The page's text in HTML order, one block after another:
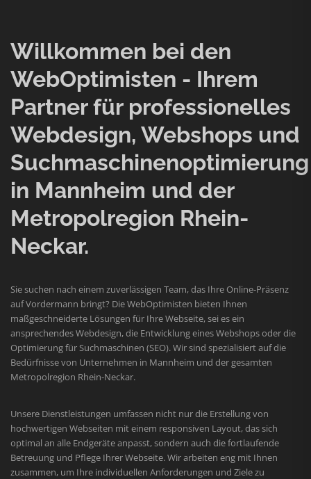
Willkommen bei den
WebOptimisten - Ihrem
Partner für professionelles
Webdesign, Webshops und
Suchmaschinenoptimierung
in Mannheim und der
Metropolregion Rhein-
Neckar.
Sie suchen nach einem zuverlässigen Team, das Ihre Online-Präsenz
auf Vordermann bringt? Die WebOptimisten bieten Ihnen
maßgeschneiderte Lösungen für Ihre Webseite, sei es ein
ansprechendes Webdesign, die Entwicklung eines Webshops oder die
Optimierung für Suchmaschinen (SEO). Wir sind spezialisiert auf die
Bedürfnisse von Unternehmen in Mannheim und der gesamten
Metropolregion Rhein-Neckar.
Unsere Dienstleistungen umfassen nicht nur die Erstellung von
hochwertigen Webseiten mit einem responsiven Layout, das sich
optimal an alle Endgeräte anpasst, sondern auch die fortlaufende
Betreuung und Pflege Ihrer Webseite. Wir arbeiten eng mit Ihnen
zusammen, um Ihre individuellen Anforderungen und Ziele zu